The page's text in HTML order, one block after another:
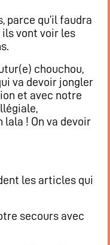
parce qu’il faudra
vont voir les
chouchou,
va devoir jongler
et avec notre
lala ! On va devoir
les articles qui
secours avec